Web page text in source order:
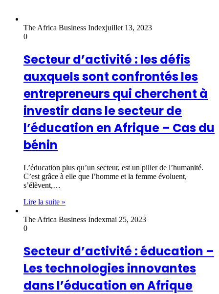
The Africa Business Indexjuillet 13, 2023
0
Secteur d’activité : les défis
auxquels sont confrontés les
entrepreneurs qui cherchent à
investir dans le secteur de
l’éducation en Afrique – Cas du
bénin
L’éducation plus qu’un secteur, est un pilier de l’humanité.
C’est grâce à elle que l’homme et la femme évoluent,
s’élèvent,…
Lire la suite »
The Africa Business Indexmai 25, 2023
0
Secteur d’activité : éducation –
Les technologies innovantes
dans l’éducation en Afrique